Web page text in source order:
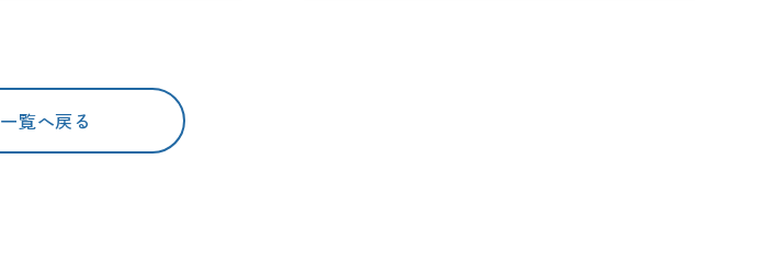
一覧へ戻る